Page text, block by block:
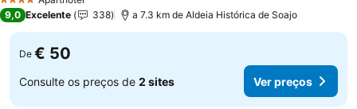
4 Estrelas
9,0 Excelente 338 a 7.3 km de Aldeia Histórica de Soajo
De € 50
Consulte os preços de 2 sites Ver preços